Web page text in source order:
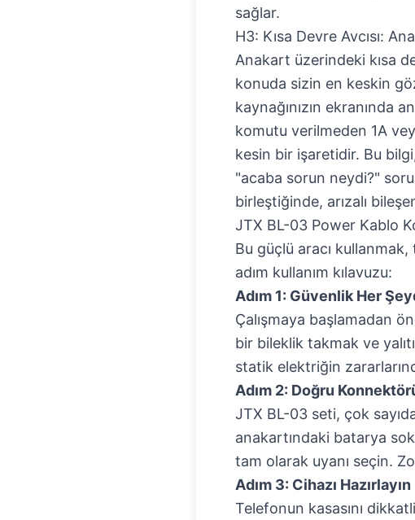
sağlar.
H3: Kısa Devre Avcısı:
Anakart üzerindeki kısa
konuda sizin en keskin
kaynağınızın ekranında
komutu verilmeden 1A
kesin bir işaretidir. Bu
"acaba sorun neydi?"
birleştiğinde, arızalı
JTX BL-03 Power Kablo
Bu güçlü aracı
adım kullanım kılavuzu:
Adım 1: Güvenlik Her
Çalışmaya başlamadan
bir bileklik takmak ve
statik elektriğin
Adım 2: Doğru
JTX BL-03 seti, çok
anakartındaki batarya
tam olarak uyanı seçin.
Adım 3: Cihazı Hazırlayın
Telefonun kasasını